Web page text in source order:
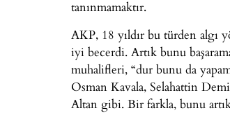
tanınmamaktır.
AKP, 18 yıldır bu türden algı
iyi becerdi. Artık bunu
muhalifleri, “dur bunu da
Osman Kavala, Selahattin
Altan gibi. Bir farkla, bunu